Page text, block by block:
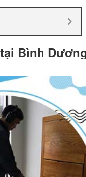
Bình Dương